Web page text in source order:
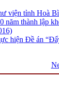
viện tỉnh Hoà
năm thành lập
hiện Đề án